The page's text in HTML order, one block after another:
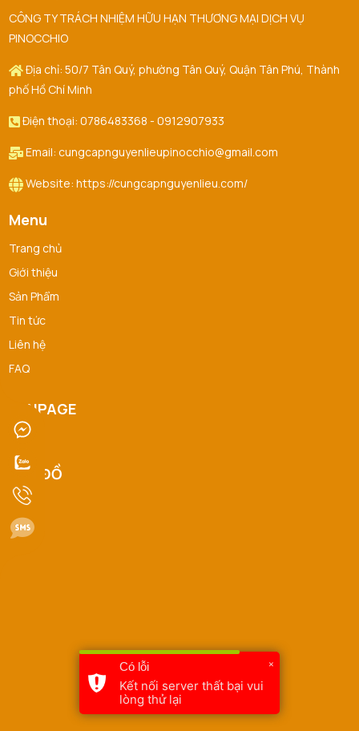
CÔNG TY TRÁCH NHIỆM HỮU HẠN THƯƠNG MẠI DỊCH VỤ
PINOCCHIO
Địa chỉ: 50/7 Tân Quý, phường Tân Quý, Quận Tân Phú, Thành
phố Hồ Chí Minh
Điện thoại: 0786483368 - 0912907933
Email: cungcapnguyenlieupinocchio@gmail.com
Website: https://cungcapnguyenlieu.com/
Menu
Trang chủ
Giới thiệu
Sản Phẩm
Tin tức
Liên hệ
FAQ
FANPAGE
BẢN ĐỒ
×
Có lỗi
Kết nối server thất bại vui
lòng thử lại